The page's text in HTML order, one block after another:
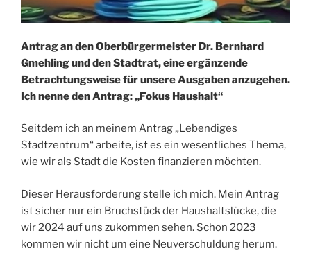
Antrag an den Oberbürgermeister Dr. Bernhard
Gmehling und den Stadtrat, eine ergänzende
Betrachtungsweise für unsere Ausgaben anzugehen.
Ich nenne den Antrag: „Fokus Haushalt“
Seitdem ich an meinem Antrag „Lebendiges
Stadtzentrum“ arbeite, ist es ein wesentliches Thema,
wie wir als Stadt die Kosten finanzieren möchten.
Dieser Herausforderung stelle ich mich. Mein Antrag
ist sicher nur ein Bruchstück der Haushaltslücke, die
wir 2024 auf uns zukommen sehen. Schon 2023
kommen wir nicht um eine Neuverschuldung herum.